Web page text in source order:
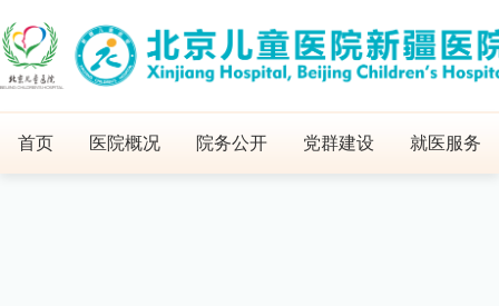
首页 医院概况 院务公开 党群建设 就医服务